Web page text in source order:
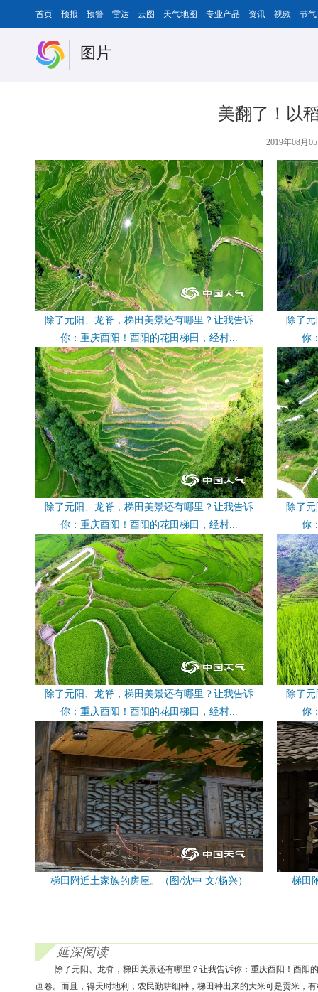
首页 预报 预警 雷达 云图 天气地图 专业产品 资讯 视频 节气
图片
美翻了！以
2019年08月
除了元阳、龙脊，梯田美景还有哪里？让我告诉
你：重庆酉阳！酉阳的花田梯田，经村...
除了
你
除了元阳、龙脊，梯田美景还有哪里？让我告诉
你：重庆酉阳！酉阳的花田梯田，经村...
除了
你
除了元阳、龙脊，梯田美景还有哪里？让我告诉
你：重庆酉阳！酉阳的花田梯田，经村...
除了
你
梯田附近土家族的房屋。（图/沈中 文/杨兴） 梯田
延深阅读
除了元阳、龙脊，梯田美景还有哪里？让我告诉你：重庆酉阳！酉
画卷。而且，得天时地利，农民勤耕细种，梯田种出来的大米可是贡米，